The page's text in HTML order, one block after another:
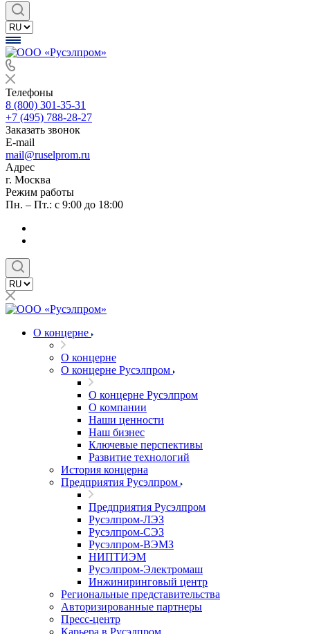
Телефоны
8 (800) 301-35-31
+7 (495) 788-28-27
Заказать звонок
E-mail
mail@ruselprom.ru
Адрес
г. Москва
Режим работы
Пн. – Пт.: с 9:00 до 18:00
О концерне
О концерне
О концерне Русэлпром
О концерне Русэлпром
О компании
Наши ценности
Наш бизнес
Ключевые перспективы
Развитие технологий
История концерна
Предприятия Русэлпром
Предприятия Русэлпром
Русэлпром-ЛЭЗ
Русэлпром-СЭЗ
Русэлпром-ВЭМЗ
НИПТИЭМ
Русэлпром-Электромаш
Инжиниринговый центр
Региональные представительства
Авторизированные партнеры
Пресс-центр
Карьера в Русэлпром